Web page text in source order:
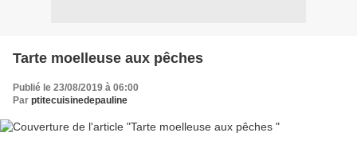
Tarte moelleuse aux pêches
Publié le 23/08/2019 à 06:00
Par ptitecuisinedepauline